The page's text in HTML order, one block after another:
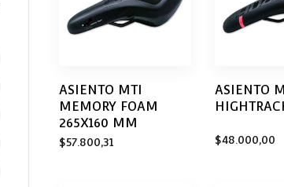
ASIENTO MTI
MEMORY FOAM
265X160 MM
$57.800,31
ASIENTO
$48.000,00